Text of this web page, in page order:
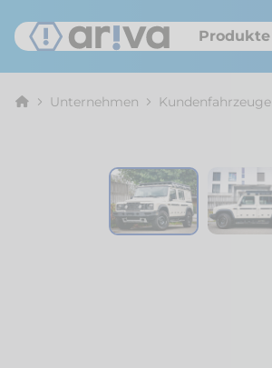
Produkte
Unternehmen Kunden­fahrzeuge